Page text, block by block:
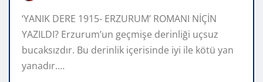
‘YANIK DERE 1915- ERZURUM’ ROMANI NİÇİN
YAZILDI? Erzurum’un geçmişe derinliği uçsuz
bucaksızdır. Bu derinlik içerisinde iyi ile kötü yan
yanadır.…